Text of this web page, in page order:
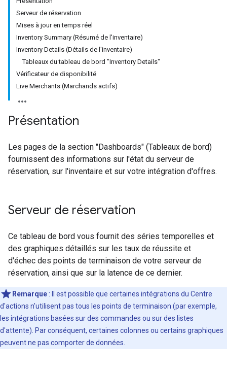
Serveur de réservation
Mises à jour en temps réel
Inventory Summary (Résumé de l'inventaire)
Inventory Details (Détails de l'inventaire)
Tableaux du tableau de bord "Inventory Details"
Vérificateur de disponibilité
Live Merchants (Marchands actifs)
Présentation
Les pages de la section "Dashboards" (Tableaux de bord)
fournissent des informations sur l'état du serveur de
réservation, sur l'inventaire et sur votre intégration d'offres.
Serveur de réservation
Ce tableau de bord vous fournit des séries temporelles et
des graphiques détaillés sur les taux de réussite et
d'échec des points de terminaison de votre serveur de
réservation, ainsi que sur la latence de ce dernier.
Remarque : Il est possible que certaines intégrations du Centre
d'actions n'utilisent pas tous les points de terminaison (par exemple,
les intégrations basées sur des commandes ou sur des listes
d'attente). Par conséquent, certaines colonnes ou certains graphiques
peuvent ne pas comporter de données.